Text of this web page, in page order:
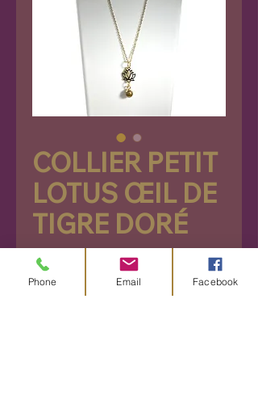
COLLIER PETIT
LOTUS ŒIL DE
TIGRE DORÉ
27,90 € Prix
Phone Email Facebook